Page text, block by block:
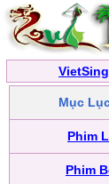
Mục
Phim
Phim